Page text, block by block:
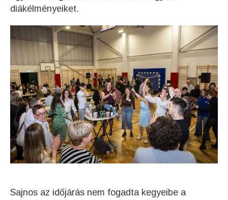
diákélményeiket.
Sajnos az időjárás nem fogadta kegyeibe a